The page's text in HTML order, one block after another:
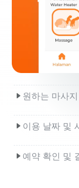
원하는 마사
이용 날짜 및
예약 확인 및